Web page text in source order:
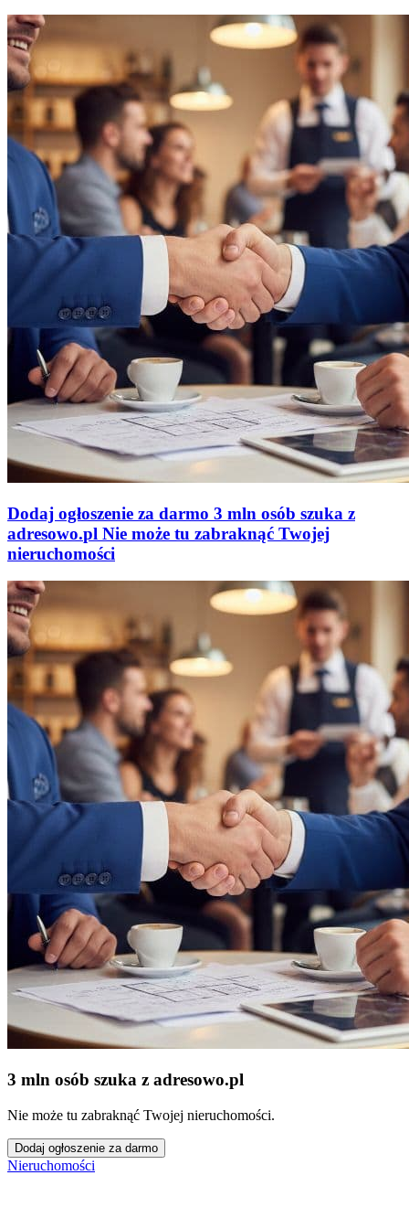
Dodaj ogłoszenie za darmo 3 mln osób szuka z
adresowo.pl Nie może tu zabraknąć Twojej
nieruchomości
3 mln osób szuka z adresowo.pl
Nie może tu zabraknąć Twojej nieruchomości.
Dodaj ogłoszenie za darmo
Nieruchomości